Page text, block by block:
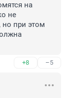
на
не
при этом
+8 –5